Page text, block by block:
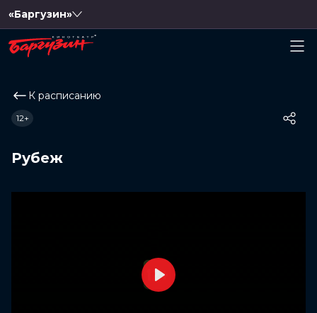
«Баргузин»
К расписанию
Рубеж
12+
Play